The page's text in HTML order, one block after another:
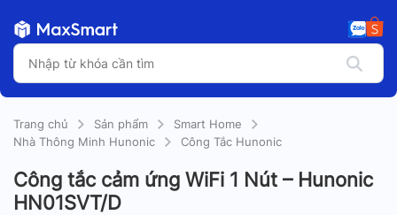
Trang chủ Sản phẩm
Smart Home
Nhà Thông Minh Hunonic
Công Tắc Hunonic
Công tắc cảm ứng WiFi 1 Nút – Hunonic
HN01SVT/D